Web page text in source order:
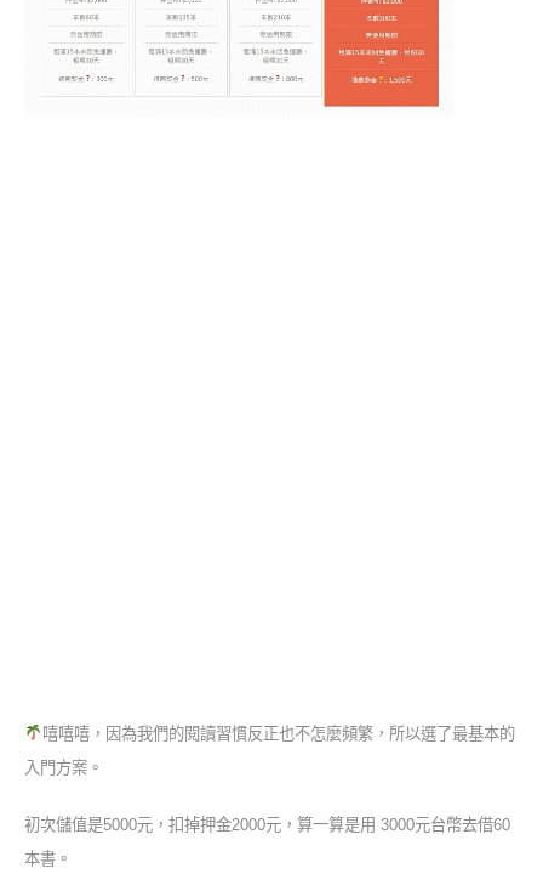
嘻嘻嘻，因為我們的閱讀習慣反正也不怎麼頻繁，所以選了最基本的
入門方案。
初次儲值是5000元，扣掉押金2000元，算一算是用 3000元台幣去借60
本書。